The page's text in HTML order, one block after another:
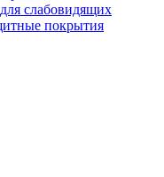
слабовидящих
покрытия